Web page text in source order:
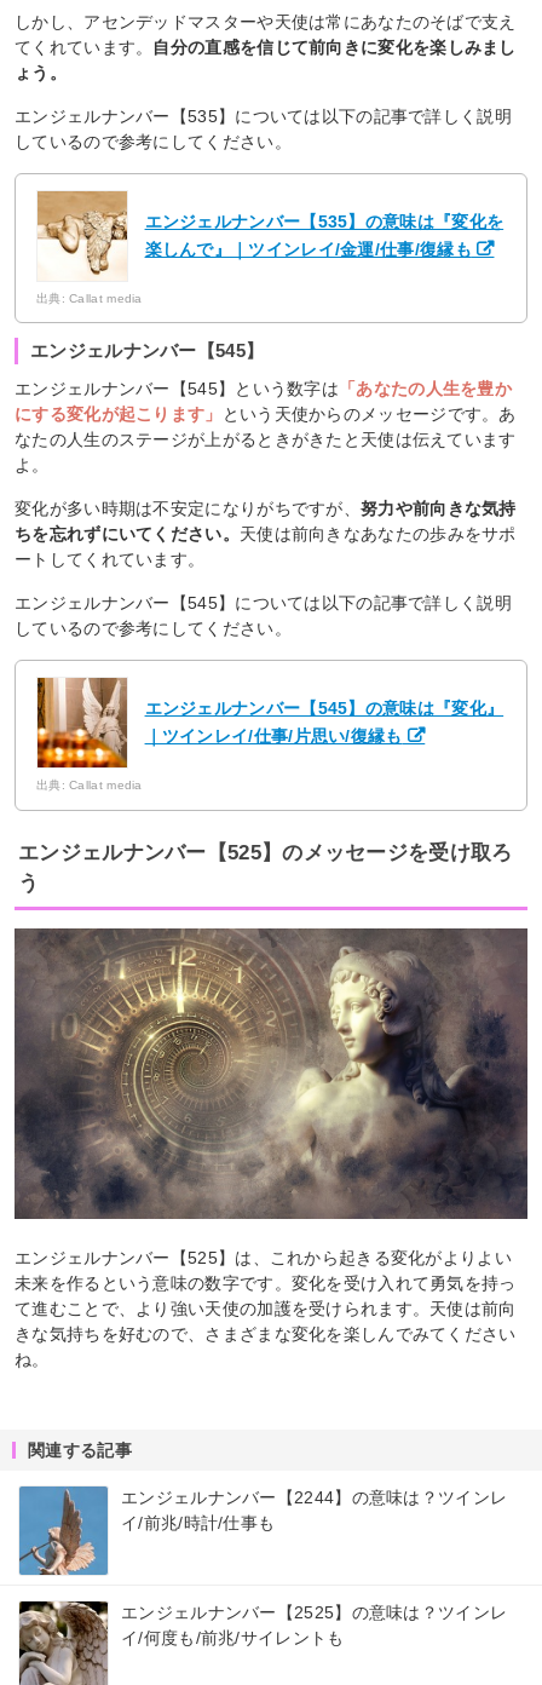
しかし、アセンデッドマスターや天使は常にあなたのそばで支え
てくれています。 自分の直感を信じて前向きに変化を楽しみまし
ょう。
エンジェルナンバー【535】については以下の記事で詳しく説明
しているので参考にしてください。
エンジェルナンバー【535】の意味は『変化を
楽しんで』｜ツインレイ/金運/仕事/復縁も
出典: Callat media
エンジェルナンバー【545】
エンジェルナンバー【545】という数字は 「あなたの人生を豊か
にする変化が起こります」
という天使からのメッセージです。あ
なたの人生のステージが上がるときがきたと天使は伝えています
よ。
変化が多い時期は不安定になりがちですが、 努力や前向きな気持
ちを忘れずにいてください。 天使は前向きなあなたの歩みをサポ
ートしてくれています。
エンジェルナンバー【545】については以下の記事で詳しく説明
しているので参考にしてください。
エンジェルナンバー【545】の意味は『変化』
｜ツインレイ/仕事/片思い/復縁も
出典: Callat media
エンジェルナンバー【525】のメッセージを受け取ろ
う
エンジェルナンバー【525】は、これから起きる変化がよりよい
未来を作るという意味の数字です。変化を受け入れて勇気を持っ
て進むことで、より強い天使の加護を受けられます。天使は前向
きな気持ちを好むので、さまざまな変化を楽しんでみてください
ね。
関連する記事
エンジェルナンバー【2244】の意味は？ツインレ
イ/前兆/時計/仕事も
エンジェルナンバー【2525】の意味は？ツインレ
イ/何度も/前兆/サイレントも